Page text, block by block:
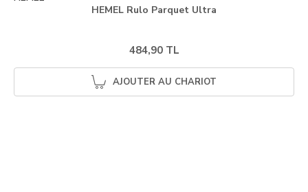
HEMEL Rulo Parquet Ultra
484,90 TL
AJOUTER AU CHARIOT